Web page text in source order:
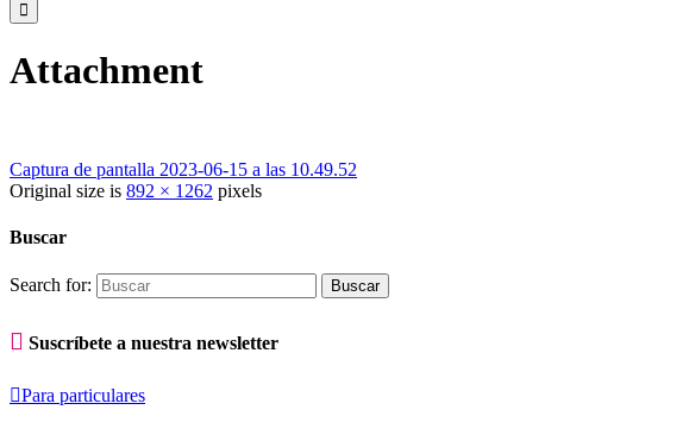

Attachment
Captura de pantalla 2023-06-15 a las 10.49.52
Original size is 892 × 1262 pixels
Buscar
Search for:
 Suscríbete a nuestra newsletter
Para particulares